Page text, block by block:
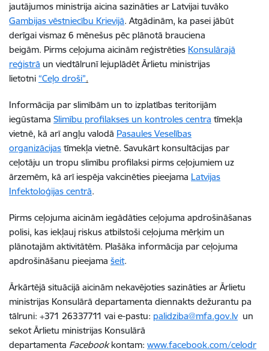
jautājumos ministrija aicina sazināties ar Latvijai tuvāko
Gambijas vēstniecību Krievijā. Atgādinām, ka pasei jābūt
derīgai vismaz 6 mēnešus pēc plānotā brauciena
beigām. Pirms ceļojuma aicinām reģistrēties Konsulārajā
reģistrā un viedtālrunī lejuplādēt Ārlietu ministrijas
lietotni “Ceļo droši”.
Informācija par slimībām un to izplatības teritorijām
iegūstama Slimību profilakses un kontroles centra tīmekļa
vietnē, kā arī angļu valodā Pasaules Veselības
organizācijas tīmekļa vietnē. Savukārt konsultācijas par
ceļotāju un tropu slimību profilaksi pirms ceļojumiem uz
ārzemēm, kā arī iespēja vakcinēties pieejama Latvijas
Infektoloģijas centrā.
Pirms ceļojuma aicinām iegādāties ceļojuma apdrošināšanas
polisi, kas iekļauj riskus atbilstoši ceļojuma mērķim un
plānotajām aktivitātēm. Plašāka informācija par ceļojuma
apdrošināšanu pieejama šeit.
Ārkārtējā situācijā aicinām nekavējoties sazināties ar Ārlietu
ministrijas Konsulārā departamenta diennakts dežurantu pa
tālruni: +371 26337711 vai e-pastu: palidziba@mfa.gov.lvun
sekot Ārlietu ministrijas Konsulārā
departamenta Facebookkontam: www.facebook.com/celodr